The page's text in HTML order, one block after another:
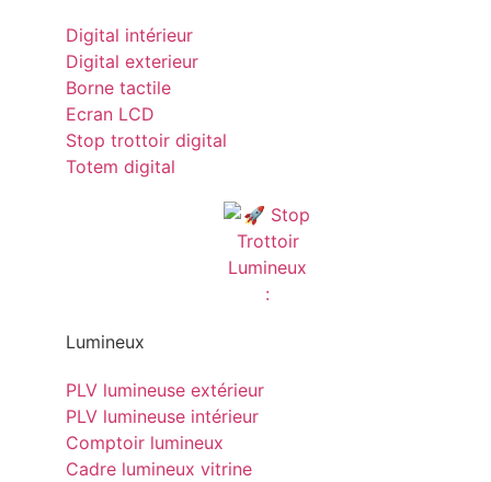
Digital intérieur
Digital exterieur
Borne tactile
Ecran LCD
Stop trottoir digital
Totem digital
Lumineux
PLV lumineuse extérieur
PLV lumineuse intérieur
Comptoir lumineux
Cadre lumineux vitrine